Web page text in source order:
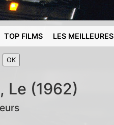
TOP FILMS LES MEILLEURES
Le (1962)